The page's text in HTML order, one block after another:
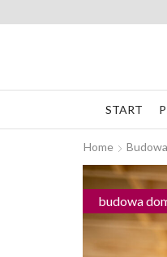
START
Home
budowa